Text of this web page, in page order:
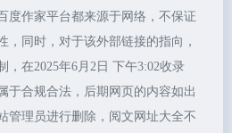
度作家平台都来源于网络，不保证
，同时，对于该外部链接的指向，
，在2025年6月2日 下午3:02收录
于合规合法，后期网页的内容如出
管理员进行删除，阅文网址大全不